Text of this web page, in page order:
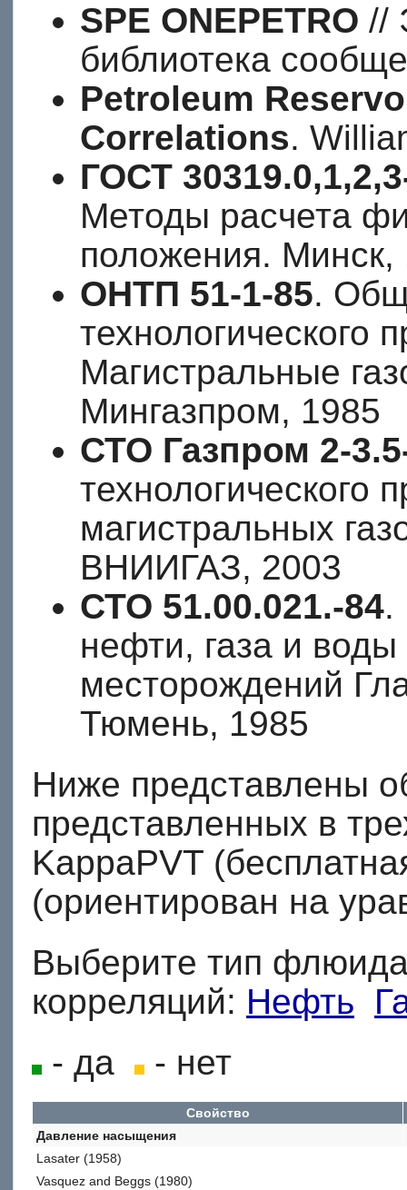
SPE ONEPETRO //
библиотека
Petroleum
Correlations.
ГОСТ
Методы расчета
положения. Минск,
ОНТП 51-1-85.
технологического
Магистральные
Мингазпром, 1985
СТО Газпром 2-
технологического
магистральных
ВНИИГАЗ, 2003
СТО 51.00.021.-84.
нефти, газа и
месторождений
Тюмень, 1985
Ниже представлены
представленных в
KappaPVT
(ориентирован на
Выберите тип
корреляций: Нефть
- да
- нет
Свойство
Давление насыщения
Lasater (1958)
Vasquez and Beggs (1980)